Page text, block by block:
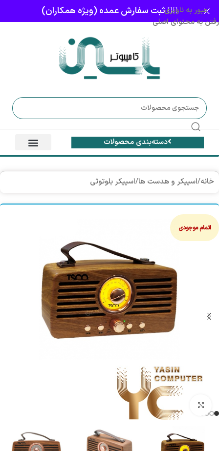
عبور به ناوبری
رفتن به محتوای اصلی
👈🏻 ثبت سفارش عمده (ویژه همکاران)
دسته‌بندی محصولات
خانه/اسپیکر و هدست ها/اسپیکر بلوتوثی
اتمام موجودی
بزرگنمایی تصویر